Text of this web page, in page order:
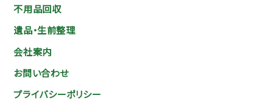
不用品回収
遺品・生前整理
会社案内
お問い合わせ
プライバシーポリシー